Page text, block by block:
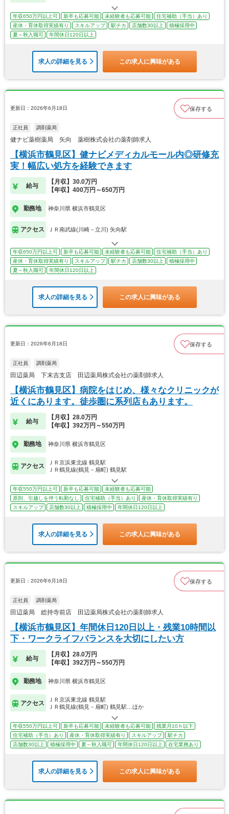
年収650万円以上可 新卒も応募可能 未経験者も応募可能
住宅補助（手当）あり
産休・育休取得実績有り
スキルアップ 駅チカ 店舗数30以上
積極採用中
夏～秋入職可
年間休日120日以上
求人の詳細を見る この求人に興味がある
更新日：2026年6月18日 保存する
正社員 調剤薬局
健ナビ薬樹薬局 矢向 薬樹株式会社の薬剤師求人
【横浜市鶴見区】健ナビメディカルモール内◎研修充
実！幅広い処方を経験できます
給与
【月収】30.0万円
【年収】400万円～650万円
勤務地 神奈川県 横浜市鶴見区
アクセス ＪＲ南武線(川崎－立川) 矢向駅
年収650万円以上可 新卒も応募可能 未経験者も応募可能
住宅補助（手当）あり
産休・育休取得実績有り
スキルアップ 駅チカ 店舗数30以上
積極採用中
夏～秋入職可
年間休日120日以上
求人の詳細を見る この求人に興味がある
更新日：2026年6月18日 保存する
正社員 調剤薬局
田辺薬局 下末吉支店 田辺薬局株式会社の薬剤師求人
【横浜市鶴見区】病院をはじめ、様々なクリニックが
近くにあります。徒歩圏に系列店もあります。
給与
【月収】28.0万円
【年収】392万円～550万円
勤務地 神奈川県 横浜市鶴見区
アクセス
ＪＲ京浜東北線 鶴見駅
ＪＲ鶴見線(鶴見－扇町) 鶴見駅
年収550万円以上可 新卒も応募可能
未経験者も応募可能
原則、引越しを伴う転勤なし
住宅補助（手当）あり
産休・育休取得実績有り
スキルアップ
店舗数30以上 積極採用中 年間休日120日以上
求人の詳細を見る この求人に興味がある
更新日：2026年6月18日 保存する
正社員 調剤薬局
田辺薬局 総持寺前店 田辺薬局株式会社の薬剤師求人
【横浜市鶴見区】年間休日120日以上・残業10時間以
下・ワークライフバランスを大切にしたい方
給与
【月収】28.0万円
【年収】392万円～550万円
勤務地 神奈川県 横浜市鶴見区
アクセス
ＪＲ京浜東北線 鶴見駅
ＪＲ鶴見線(鶴見－扇町) 鶴見駅…ほか
年収550万円以上可 新卒も応募可能 未経験者も応募可能
残業月10ｈ以下
住宅補助（手当）あり
産休・育休取得実績有り スキルアップ
駅チカ
店舗数30以上
積極採用中 夏～秋入職可 年間休日120日以上 在宅業務あり
求人の詳細を見る この求人に興味がある